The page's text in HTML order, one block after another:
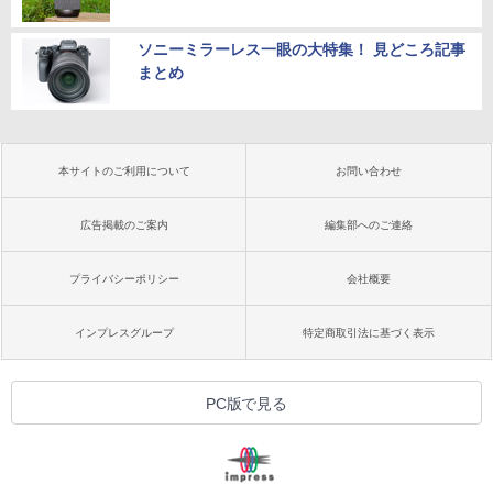
ソニーミラーレス一眼の大特集！ 見どころ記事
まとめ
本サイトのご利用について お問い合わせ
広告掲載のご案内 編集部へのご連絡
プライバシーポリシー 会社概要
インプレスグループ 特定商取引法に基づく表示
PC版で見る